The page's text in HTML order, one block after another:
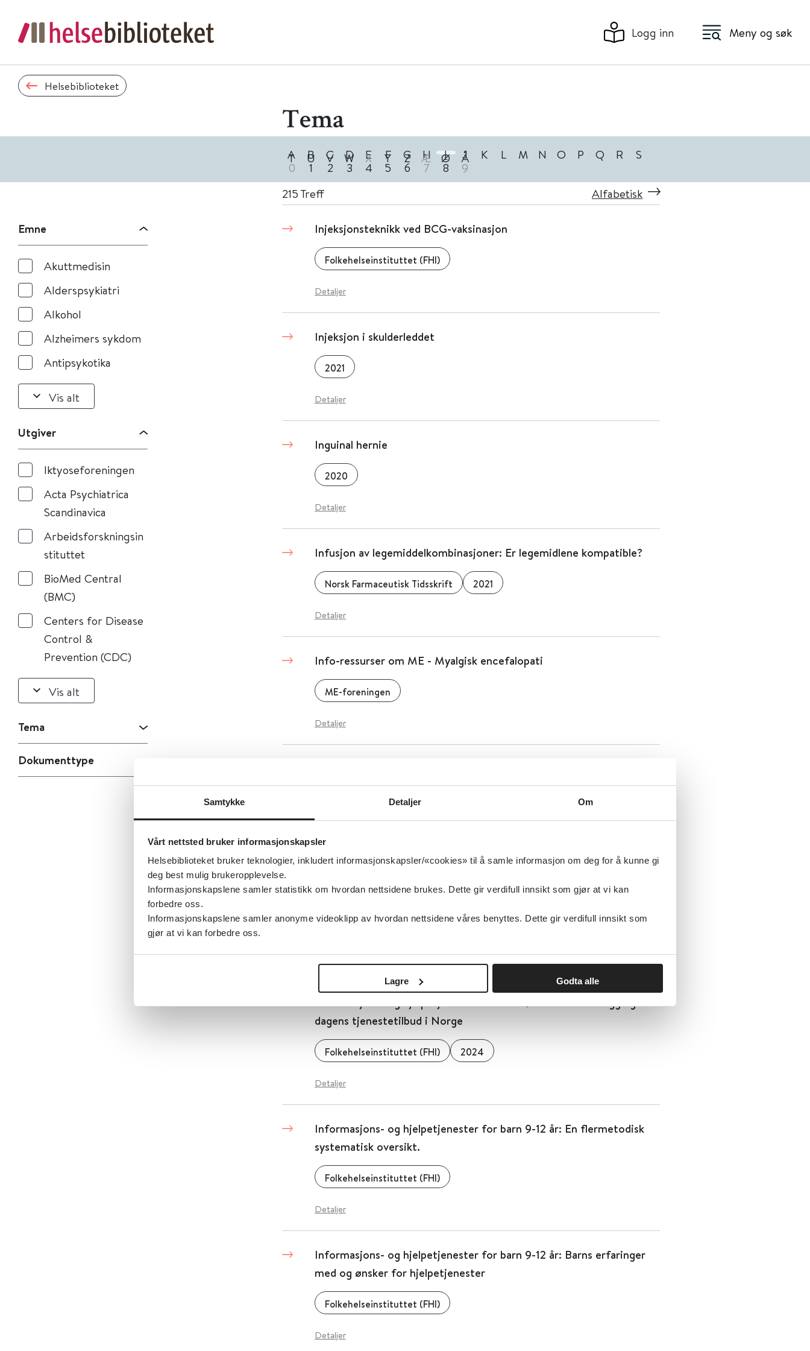
Samtykke Detaljer Om
Vårt nettsted bruker informasjonskapsler
Helsebiblioteket bruker teknologier, inkludert informasjonskapsler/«cookies» til å samle informasjon om deg for å kunne gi
deg best mulig brukeropplevelse.
Informasjonskapslene samler statistikk om hvordan nettsidene brukes. Dette gir verdifull innsikt som gjør at vi kan
forbedre oss.
Informasjonskapslene samler anonyme videoklipp av hvordan nettsidene våres benyttes. Dette gir verdifull innsikt som
gjør at vi kan forbedre oss.
Lagre Godta alle
Logg inn Meny og søk
Helsebiblioteket
Tema
A B C D E F G H I J K L M N O P Q R S
T U V W X Y Z Æ Ø Å
0 1 2 3 4 5 6 7 8 9
Emne
Akuttmedisin
Alderspsykiatri
Alkohol
Alzheimers sykdom
Antipsykotika
Vis alt
Utgiver
Iktyoseforeningen
Acta Psychiatrica
Scandinavica
Arbeidsforskningsin
stituttet
BioMed Central
(BMC)
Centers for Disease
Control &
Prevention (CDC)
Vis alt
Tema
Dokumenttype
215 Treff Alfabetisk
Injeksjonsteknikk ved BCG-vaksinasjon
Folkehelseinstituttet (FHI)
Detaljer
Injeksjon i skulderleddet
2021
Detaljer
Inguinal hernie
2020
Detaljer
Infusjon av legemiddelkombinasjoner: Er legemidlene kompatible?
Norsk Farmaceutisk Tidsskrift 2021
Detaljer
Info-ressurser om ME - Myalgisk encefalopati
ME-foreningen
Detaljer
Utlendingsdirektoratet (UDI)
omsorgspersoner for demenspasienter
Cochrane Library 2021
Detaljer
Informasjons- og hjelpetjenester for barn 9-12 år: En kartlegging av
dagens tjenestetilbud i Norge
Folkehelseinstituttet (FHI) 2024
Detaljer
Informasjons- og hjelpetjenester for barn 9-12 år: En flermetodisk
systematisk oversikt.
Folkehelseinstituttet (FHI)
Detaljer
Informasjons- og hjelpetjenester for barn 9-12 år: Barns erfaringer
med og ønsker for hjelpetjenester
Folkehelseinstituttet (FHI)
Detaljer